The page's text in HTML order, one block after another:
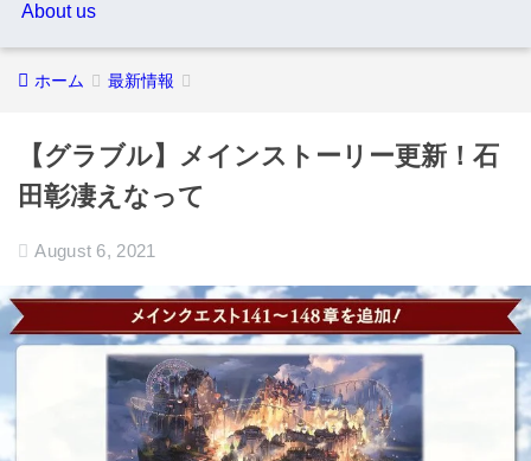
About us
ホーム 最新情報
【グラブル】メインストーリー更新！石
田彰凄えなって
August 6, 2021